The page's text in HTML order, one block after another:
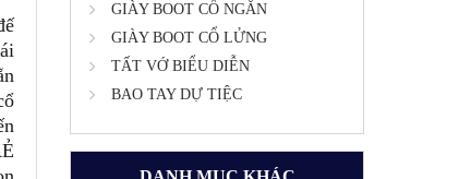
GIÀY BOOT CỔ NGẮN
GIÀY BOOT CỔ LỬNG
TẤT VỚ BIỂU DIỄN
BAO TAY DỰ TIỆC